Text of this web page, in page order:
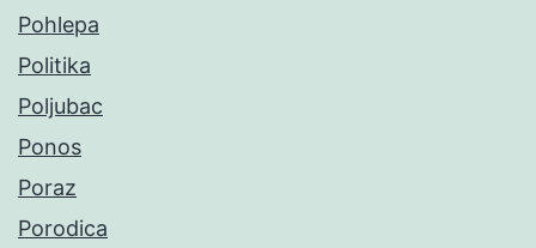
Pohlepa
Politika
Poljubac
Ponos
Poraz
Porodica